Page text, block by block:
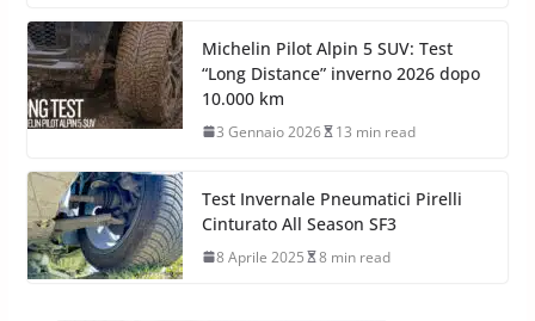
Michelin Pilot Alpin 5 SUV: Test
“Long Distance” inverno 2026 dopo
10.000 km
3 Gennaio 2026 13 min read
Test Invernale Pneumatici Pirelli
Cinturato All Season SF3
8 Aprile 2025 8 min read